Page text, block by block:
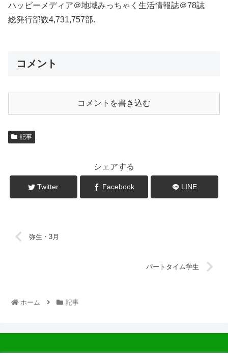
ハッピーメディア＠地域みっちゃく生活情報誌＠78誌
総発行部数4,731,757部.
コメント
コメントを書き込む
記事
シェアする
Twitter Facebook LINE
弥生・3月
パートタイム学生
ホーム 記事